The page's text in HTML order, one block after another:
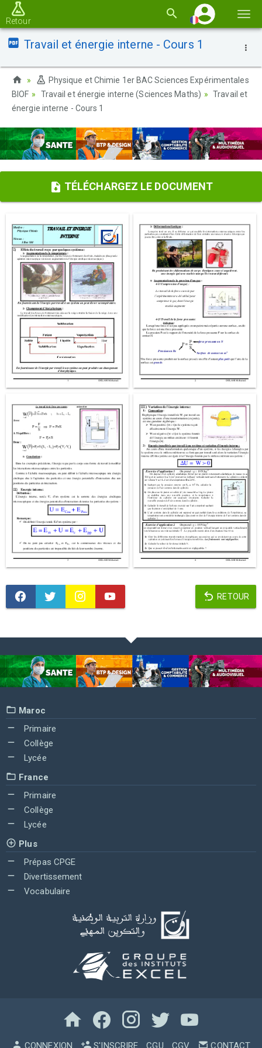
la
Retour
Travail et énergie interne - Cours 1
Physique et Chimie 1er BAC Sciences Expérimentales
BIOF
Travail et énergie interne (Sciences Maths)
Travail et
énergie interne - Cours 1
TÉLÉCHARGEZ LE DOCUMENT
RETOUR
Maroc
Primaire
Collège
Lycée
France
Primaire
Collège
Lycée
Plus
Prépas CPGE
Divertissement
Vocabulaire
CONNEXION S'INSCRIRE CGU CGV CONTACT